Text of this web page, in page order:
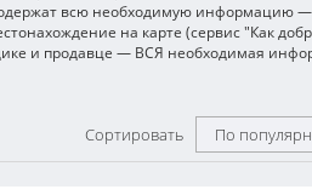
всю необходимую информацию
на карте (сервис "Как
и продавце — ВСЯ необходимая
Сортировать По